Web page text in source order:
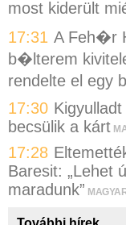
most kiderült
17:31 A
b�lterem
rendelte el
17:30
becsülik a kárt
17:28
Baresit: „Lehet
maradunk”